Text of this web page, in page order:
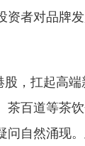
者对品牌
，扛起高
百道等茶
自然涌现